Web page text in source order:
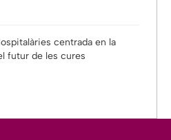
centrada en la
futur de les cures